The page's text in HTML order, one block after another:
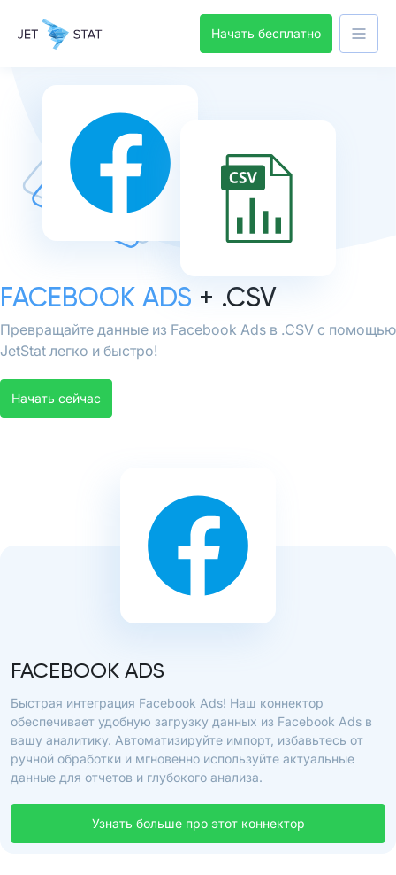
Начать бесплатно
FACEBOOK ADS + .CSV
Превращайте данные из Facebook Ads в .CSV с помощью
JetStat легко и быстро!
Начать сейчас
FACEBOOK ADS
Быстрая интеграция Facebook Ads! Наш коннектор
обеспечивает удобную загрузку данных из Facebook Ads в
вашу аналитику. Автоматизируйте импорт, избавьтесь от
ручной обработки и мгновенно используйте актуальные
данные для отчетов и глубокого анализа.
Узнать больше про этот коннектор